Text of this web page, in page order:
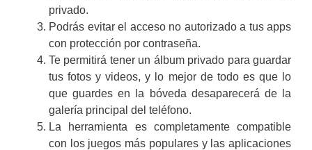
privado.
Podrás evitar el acceso no autorizado a tus apps
con protección por contraseña.
Te permitirá tener un álbum privado para guardar
tus fotos y videos, y lo mejor de todo es que lo
que guardes en la bóveda desaparecerá de la
galería principal del teléfono.
La herramienta es completamente compatible
con los juegos más populares y las aplicaciones